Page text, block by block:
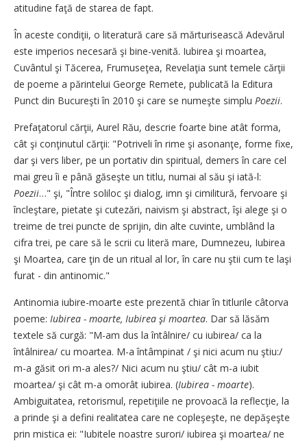
atitudine faţă de starea de fapt.
În aceste condiţii, o literatură care să mărturisească Adevărul
este imperios necesară şi bine-venită. Iubirea şi moartea,
Cuvântul şi Tăcerea, Frumuseţea, Revelaţia sunt temele cărţii
de poeme a părintelui George Remete, publicată la Editura
Punct din Bucureşti în 2010 şi care se numeşte simplu Poezii.
Prefaţatorul cărţii, Aurel Rău, descrie foarte bine atât forma,
cât şi conţinutul cărţii: "Potriveli în rime şi asonanţe, forme fixe,
dar şi vers liber, pe un portativ din spiritual, demers în care cel
mai greu îi e până găseşte un titlu, numai al său şi iată-l:
Poezii…" şi, "Între soliloc şi dialog, imn şi cimilitură, fervoare şi
încleştare, pietate şi cutezări, naivism şi abstract, îşi alege şi o
treime de trei puncte de sprijin, din alte cuvinte, umblând la
cifra trei, pe care să le scrii cu literă mare, Dumnezeu, Iubirea
şi Moartea, care ţin de un ritual al lor, în care nu ştii cum te laşi
furat - din antinomic."
Antinomia iubire-moarte este prezentă chiar în titlurile câtorva
poeme: Iubirea - moarte, Iubirea şi moartea. Dar să lăsăm
textele să curgă: "M-am dus la întâlnire/ cu iubirea/ ca la
întâlnirea/ cu moartea. M-a întâmpinat / şi nici acum nu ştiu:/
m-a găsit ori m-a ales?/ Nici acum nu ştiu/ cât m-a iubit
moartea/ şi cât m-a omorât iubirea. (Iubirea - moarte).
Ambiguitatea, retorismul, repetiţiile ne provoacă la reflecţie, la
a prinde şi a defini realitatea care ne copleşeşte, ne depăşeşte
prin mistica ei: "Iubitele noastre surori/ iubirea şi moartea/ ne